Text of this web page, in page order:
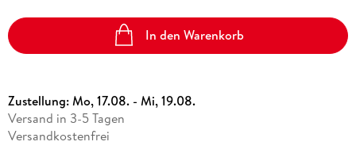
In den Warenkorb
Zustellung:Mo, 17.08. - Mi, 19.08.
Versand in 3-5 Tagen
Versandkostenfrei